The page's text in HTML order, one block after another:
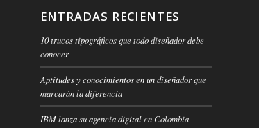
ENTRADAS RECIENTES
10 trucos tipográficos que todo diseñador debe
conocer
Aptitudes y conocimientos en un diseñador que
marcarán la diferencia
IBM lanza su agencia digital en Colombia